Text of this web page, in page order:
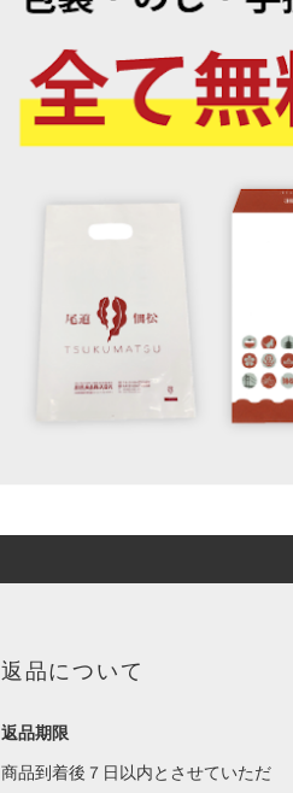
返品について
返品期限
商品到着後７日以内とさせていただ